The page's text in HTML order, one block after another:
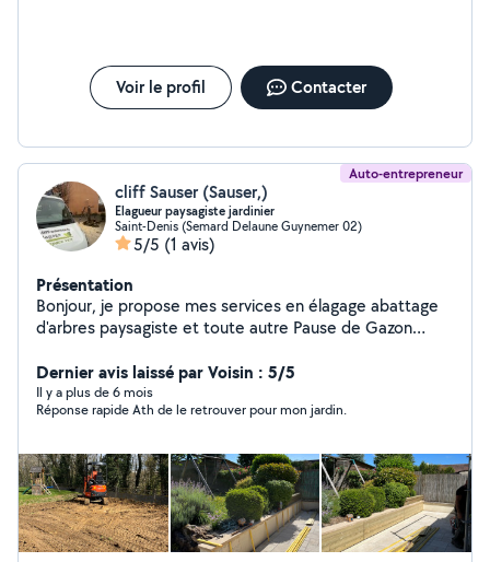
chose . N'hésitez pas à vous renseigner.
Voir le profil Contacter
Auto-entrepreneur
cliff Sauser (Sauser,)
Elagueur paysagiste jardinier
Saint-Denis (Semard Delaune Guynemer 02)
5/5 (1 avis)
Présentation
Bonjour, je propose mes services en élagage abattage
d'arbres paysagiste et toute autre Pause de Gazon
Dernier avis laissé par Voisin : 5/5
Il y a plus de 6 mois
Réponse rapide Ath de le retrouver pour mon jardin.